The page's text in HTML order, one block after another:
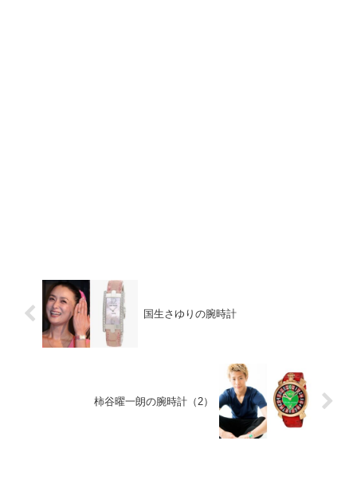
国生さゆりの腕時計
柿谷曜一朗の腕時計（2）